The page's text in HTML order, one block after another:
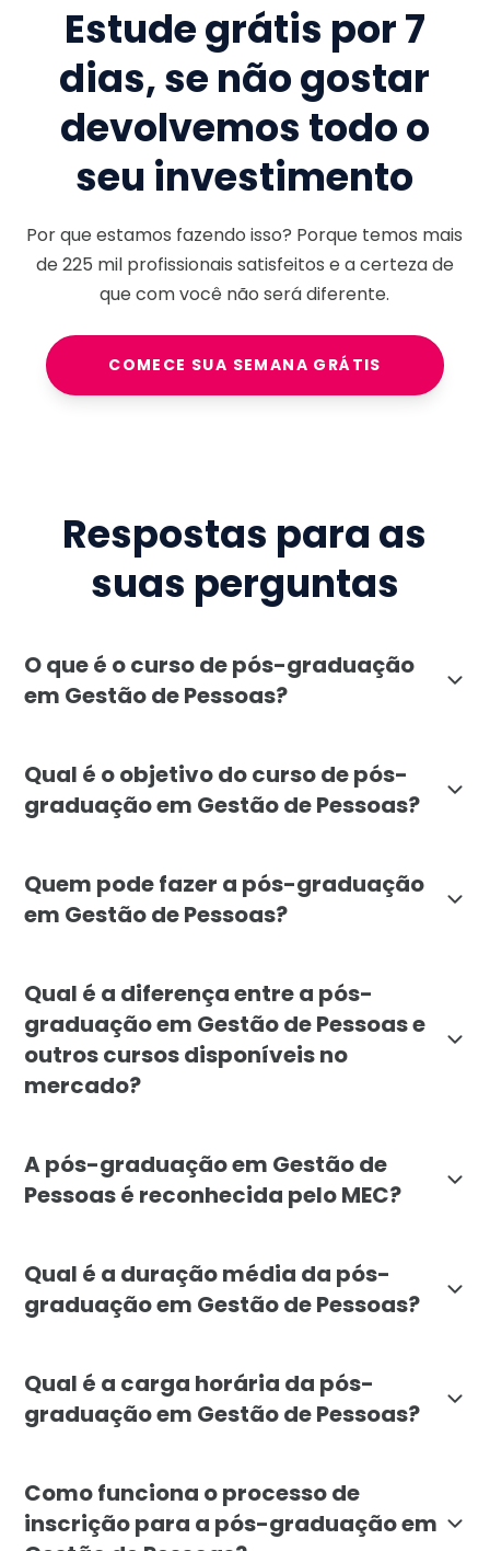
Estude grátis por 7
dias, se não gostar
devolvemos todo o
seu investimento
Por que estamos fazendo isso? Porque temos mais
de225 milprofissionais satisfeitos e a certeza de
que com você não será diferente.
COMECE SUA SEMANA GRÁTIS
Respostas para as
suas perguntas
O que é o curso de pós-graduação
em Gestão de Pessoas?
Qual é o objetivo do curso de pós-
graduação em Gestão de Pessoas?
Quem pode fazer a pós-graduação
em Gestão de Pessoas?
Qual é a diferença entre a pós-
graduação em Gestão de Pessoas e
outros cursos disponíveis no
mercado?
A pós-graduação em Gestão de
Pessoas é reconhecida pelo MEC?
Qual é a duração média da pós-
graduação em Gestão de Pessoas?
Qual é a carga horária da pós-
graduação em Gestão de Pessoas?
Como funciona o processo de
inscrição para a pós-graduação em